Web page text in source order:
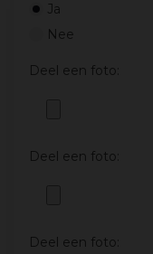
Ja
Nee
Deel een foto:
Deel een foto:
Deel een foto: